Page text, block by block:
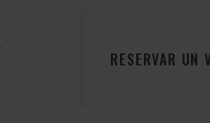
RESERVAR UN